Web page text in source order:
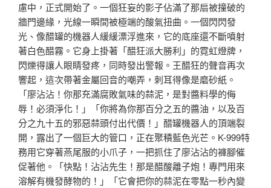
慮中，正式開始了。一個狂妄的影子佔滿了那扇被撞破的
牆門邊緣，光線一瞬間被極端的酸氣扭曲。一個閃閃發
光、像醋罐的機器人緩緩漂浮進來，它的底座還不斷噴射
著白色醋霧。它身上掛著「醋狂派大勝利」的霓虹燈牌，
閃爍得讓人眼睛發疼，同時發出警報。王醋狂的聲音再次
響起，這次帶著金屬回音的嘲弄，刺耳得像是磨砂紙。
「廖沾沾！你那充滿腐敗氣味的蒜泥，是對醬料學的侮
辱！必須淨化！」「你將為你那百分之五的醬油，以及百
分之九十五的邪惡蒜頭付出代價！」醋罐機器人的頂端裂
開，露出了一個巨大的管口，正在聚積藍色光芒。K-999特
務用它穿著燕尾服的小爪子，一把抓住了廖沾沾的褲腳催
促著他。「快點！沾沾先生！那是醋酸離子炮！專門用來
溶解有機發酵物的！」「它會把你的蒜泥在零點一秒內變